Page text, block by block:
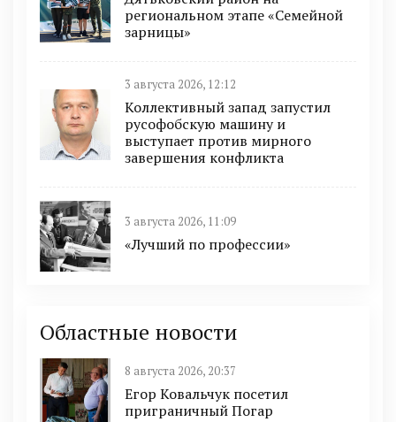
региональном этапе «Семейной
зарницы»
3 августа 2026, 12:12
Коллективный запад запустил
русофобскую машину и
выступает против мирного
завершения конфликта
3 августа 2026, 11:09
«Лучший по профессии»
Областные новости
8 августа 2026, 20:37
Егор Ковальчук посетил
приграничный Погар